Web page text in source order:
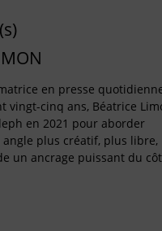
en presse
vingt-cinq ans, Béatrice
en 2021 pour aborder
angle plus créatif, plus libre,
un ancrage puissant du